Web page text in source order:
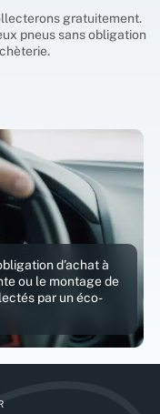
gratuitement.
pneus sans obligation
d’achat à
ou le montage de
par un éco-